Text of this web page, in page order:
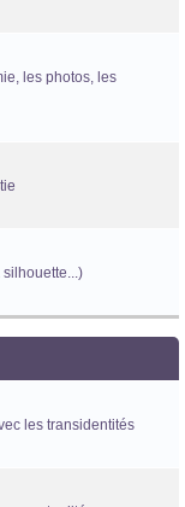
les photos, les
les transidentités